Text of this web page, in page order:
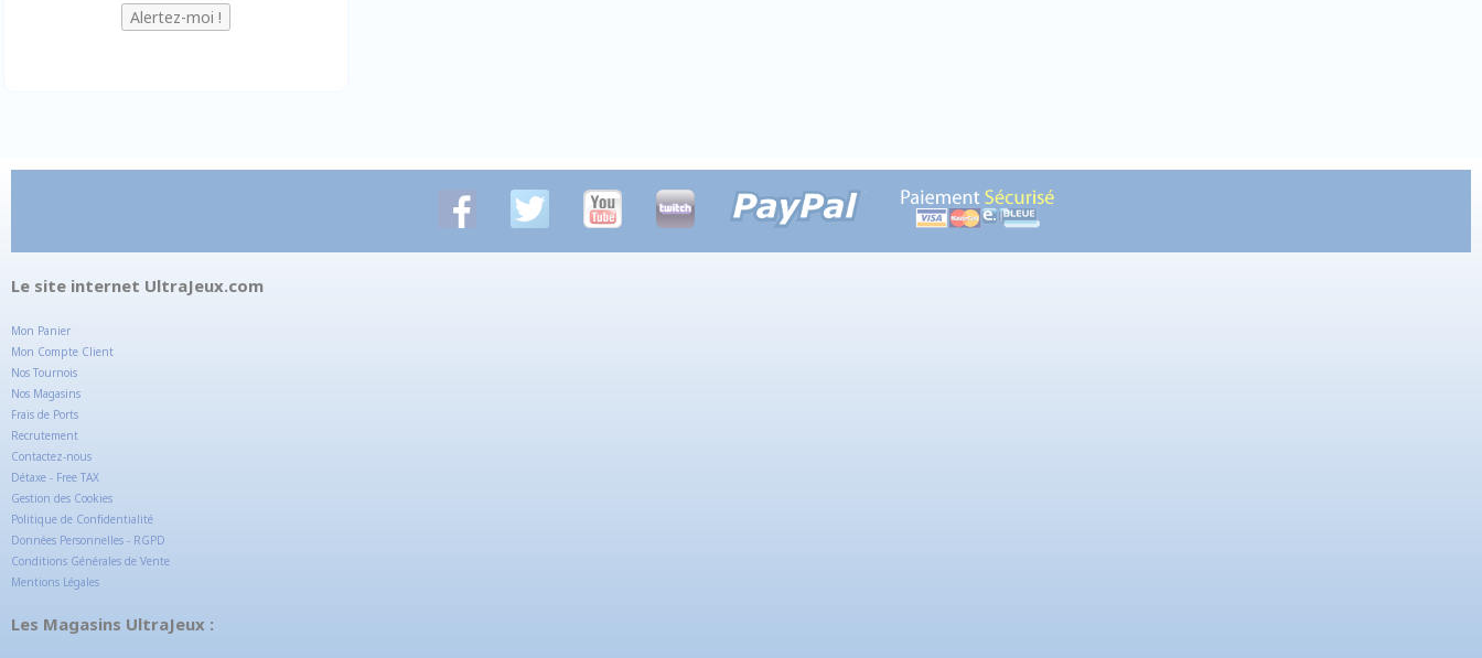
Le site internet UltraJeux.com
Mon Panier
Mon Compte Client
Nos Tournois
Nos Magasins
Frais de Ports
Recrutement
Contactez-nous
Détaxe - Free TAX
Gestion des Cookies
Politique de Confidentialité
Données Personnelles - RGPD
Conditions Générales de Vente
Mentions Légales
Les Magasins UltraJeux :